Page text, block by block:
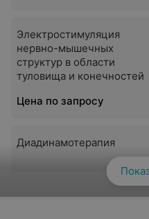
Электростимуляция
нервно-мышечных
структур в области
туловища и конечностей
Цена по запросу
Диадинамотерапия